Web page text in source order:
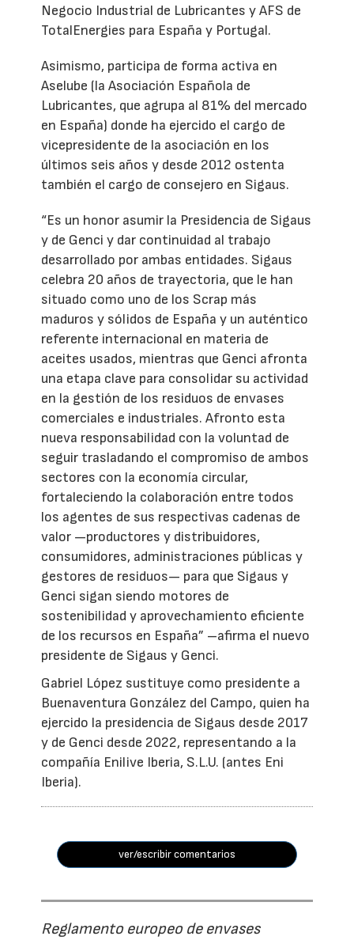
Negocio Industrial de Lubricantes y AFS de
TotalEnergies para España y Portugal.
Asimismo, participa de forma activa en
Aselube (la Asociación Española de
Lubricantes, que agrupa al 81% del mercado
en España) donde ha ejercido el cargo de
vicepresidente de la asociación en los
últimos seis años y desde 2012 ostenta
también el cargo de consejero en Sigaus.
“Es un honor asumir la Presidencia de Sigaus
y de Genci y dar continuidad al trabajo
desarrollado por ambas entidades. Sigaus
celebra 20 años de trayectoria, que le han
situado como uno de los Scrap más
maduros y sólidos de España y un auténtico
referente internacional en materia de
aceites usados, mientras que Genci afronta
una etapa clave para consolidar su actividad
en la gestión de los residuos de envases
comerciales e industriales. Afronto esta
nueva responsabilidad con la voluntad de
seguir trasladando el compromiso de ambos
sectores con la economía circular,
fortaleciendo la colaboración entre todos
los agentes de sus respectivas cadenas de
valor —productores y distribuidores,
consumidores, administraciones públicas y
gestores de residuos— para que Sigaus y
Genci sigan siendo motores de
sostenibilidad y aprovechamiento eficiente
de los recursos en España” –afirma el nuevo
presidente de Sigaus y Genci.
Gabriel López sustituye como presidente a
Buenaventura González del Campo, quien ha
ejercido la presidencia de Sigaus desde 2017
y de Genci desde 2022, representando a la
compañía Enilive Iberia, S.L.U. (antes Eni
Iberia).
ver/escribir comentarios
Reglamento europeo de envases